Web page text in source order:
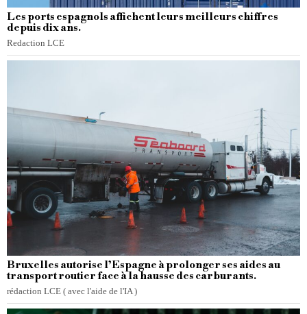
Les ports espagnols affichent leurs meilleurs chiffres
depuis dix ans.
Redaction LCE
Bruxelles autorise l’Espagne à prolonger ses aides au
transport routier face à la hausse des carburants.
rédaction LCE ( avec l'aide de l'IA )